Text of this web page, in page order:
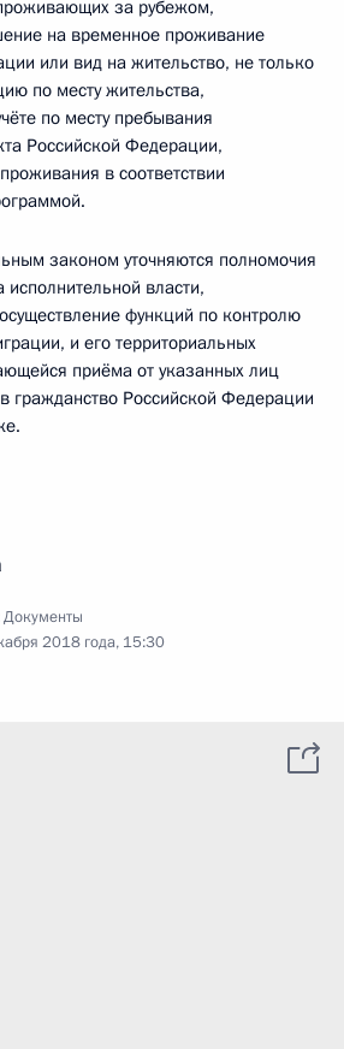
за рубежом,
на временное проживание
или вид на жительство, не только
по месту жительства,
по месту пребывания
Российской Федерации,
в соответствии
законом уточняются полномочия
власти,
функций по контролю
и его территориальных
приёма от указанных лиц
гражданство Российской Федерации
Документы
2018 года, 15:30